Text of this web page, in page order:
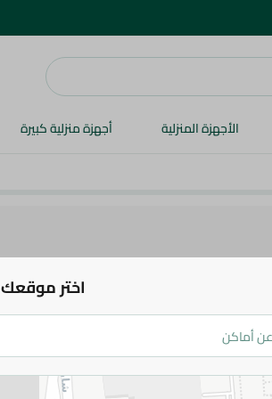
الأجهزة المنزلية أجهزة منزلية كبيرة
منتجات غسيل الأطباق
اختر موقعك